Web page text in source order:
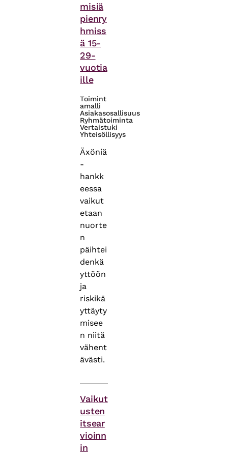
misiä
pienry
hmiss
ä 15-
29-
vuotia
ille
Toimint
amalli
Asiakasosallisuus
Ryhmätoiminta
Vertaistuki
Yhteisöllisyys
Äxöniä
-
hankk
eessa
vaikut
etaan
nuorte
n
päihtei
denkä
yttöön
ja
riskikä
yttäyty
misee
n niitä
vähent
ävästi.
Vaikut
usten
itsear
vioinn
in